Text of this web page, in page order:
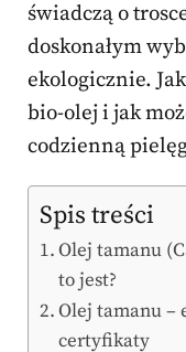
świadczą o
doskonałym
ekologicznie.
bio-olej i jak
codzienną
Spis treści
Olej tamanu
to jest?
Olej tamanu –
certyfikaty